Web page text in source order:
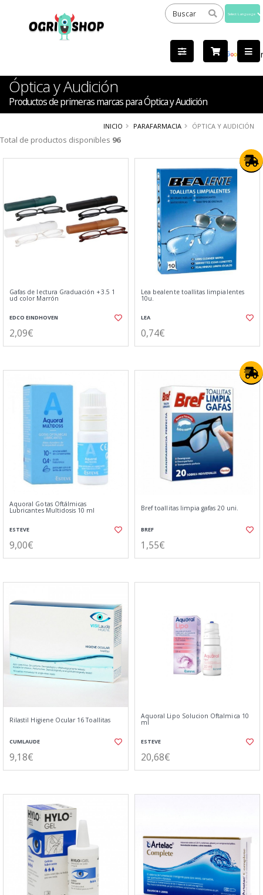
by
Óptica y Audición
Productos de primeras marcas para Óptica y Audición
INICIO PARAFARMACIA ÓPTICA Y AUDICIÓN
Total de productos disponibles 96
Gafas de lectura Graduación +3.5 1
ud color Marrón
EDCO EINDHOVEN
2,09€
Lea bealente toallitas limpialentes
10u.
LEA
0,74€
Aquoral Gotas Oftálmicas
Lubricantes Multidosis 10 ml
ESTEVE
9,00€
Bref toallitas limpia gafas 20 uni.
BREF
1,55€
Rilastil Higiene Ocular 16 Toallitas
CUMLAUDE
9,18€
Aquoral Lipo Solucion Oftalmica 10
ml
ESTEVE
20,68€